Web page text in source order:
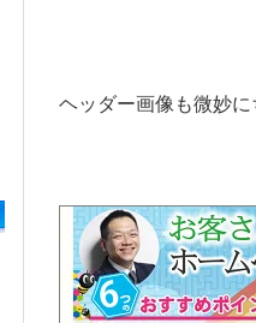
ヘッダー画像も微妙に